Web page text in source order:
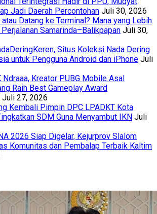
Jadi Daerah Percontohan Juli 30, 2026
Datang ke Terminal? Mana yang Lebih
Samarinda–Balikpapan Juli 30,
Situs Koleksi Nada Dering
untuk Pengguna Android dan iPhone Juli
Ndraaa, Kreator PUBG Mobile Asal
Raih Best Gameplay Award
Juli 27, 2026
Kembali Pimpin DPC LPADKT Kota
SDM Guna Menyambut IKN Juli
2026 Siap Digelar, Kejurprov Slalom
Komunitas dan Pembalap Terbaik Kaltim